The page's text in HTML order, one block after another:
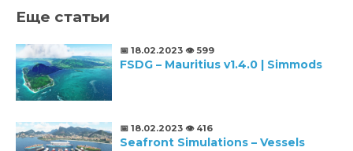
Еще статьи
📅 18.02.2023 👁️ 599
FSDG – Mauritius v1.4.0 | Simmods
📅 18.02.2023 👁️ 416
Seafront Simulations – Vessels